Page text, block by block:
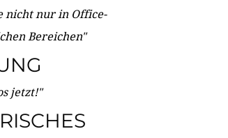
nicht nur in Office-
Bereichen"
jetzt!"